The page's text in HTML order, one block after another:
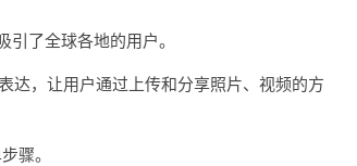
官
网
了全球各地的用户。
，让用户通过上传和分享照片、视频的方
骤。